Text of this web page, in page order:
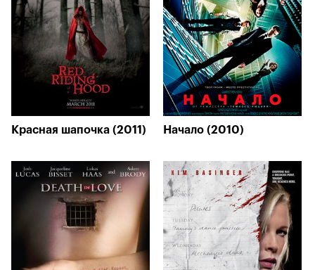
Красная шапочка (2011) Начало (2010)